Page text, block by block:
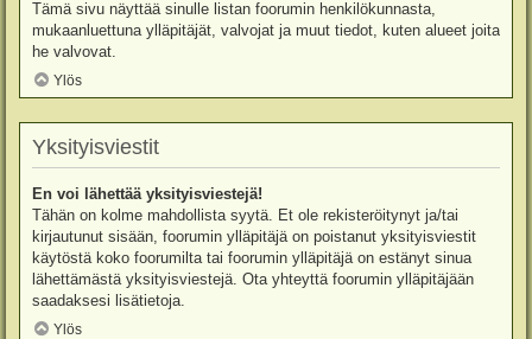
Tämä sivu näyttää sinulle listan foorumin henkilökunnasta,
mukaanluettuna ylläpitäjät, valvojat ja muut tiedot, kuten alueet joita
he valvovat.
Ylös
Yksityisviestit
En voi lähettää yksityisviestejä!
Tähän on kolme mahdollista syytä. Et ole rekisteröitynyt ja/tai
kirjautunut sisään, foorumin ylläpitäjä on poistanut yksityisviestit
käytöstä koko foorumilta tai foorumin ylläpitäjä on estänyt sinua
lähettämästä yksityisviestejä. Ota yhteyttä foorumin ylläpitäjään
saadaksesi lisätietoja.
Ylös